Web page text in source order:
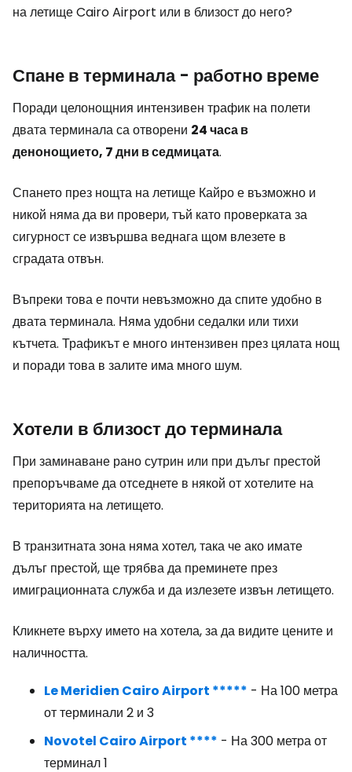
на летище Cairo Airport или в близост до него?
Спане в терминала - работно време
Поради целонощния интензивен трафик на полети
двата терминала са отворени 24 часа в
денонощието, 7 дни в седмицата.
Спането през нощта на летище Кайро е възможно и
никой няма да ви провери, тъй като проверката за
сигурност се извършва веднага щом влезете в
сградата отвън.
Въпреки това е почти невъзможно да спите удобно в
двата терминала. Няма удобни седалки или тихи
кътчета. Трафикът е много интензивен през цялата нощ
и поради това в залите има много шум.
Хотели в близост до терминала
При заминаване рано сутрин или при дълъг престой
препоръчваме да отседнете в някой от хотелите на
територията на летището.
В транзитната зона няма хотел, така че ако имате
дълъг престой, ще трябва да преминете през
имиграционната служба и да излезете извън летището.
Кликнете върху името на хотела, за да видите цените и
наличността.
Le Meridien Cairo Airport ***** - На 100 метра
от терминали 2 и 3
Novotel Cairo Airport **** - На 300 метра от
терминал 1